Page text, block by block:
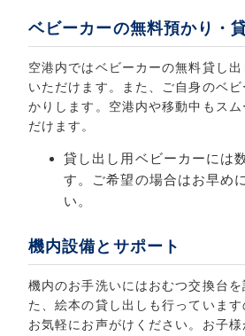
ベビーカーの無料預かり・
空港内ではベビーカーの無料貸し
いただけます。また、ご自身のベ
かりします。空港内や移動中もス
だけます。
貸し出し用ベビーカーには
す。ご希望の場合はお早め
い。
機内設備とサポート
機内のお手洗いにはおむつ交換台を
た、絵本の貸し出しも行っていま
お気軽にお声がけください。お子様